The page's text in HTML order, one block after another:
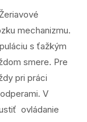
mechanizmu.
s ťažkým
smere. Pre
pri práci
V
ovládanie